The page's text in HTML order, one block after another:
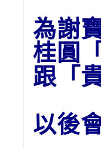
為謝
桂圓
跟「
以後